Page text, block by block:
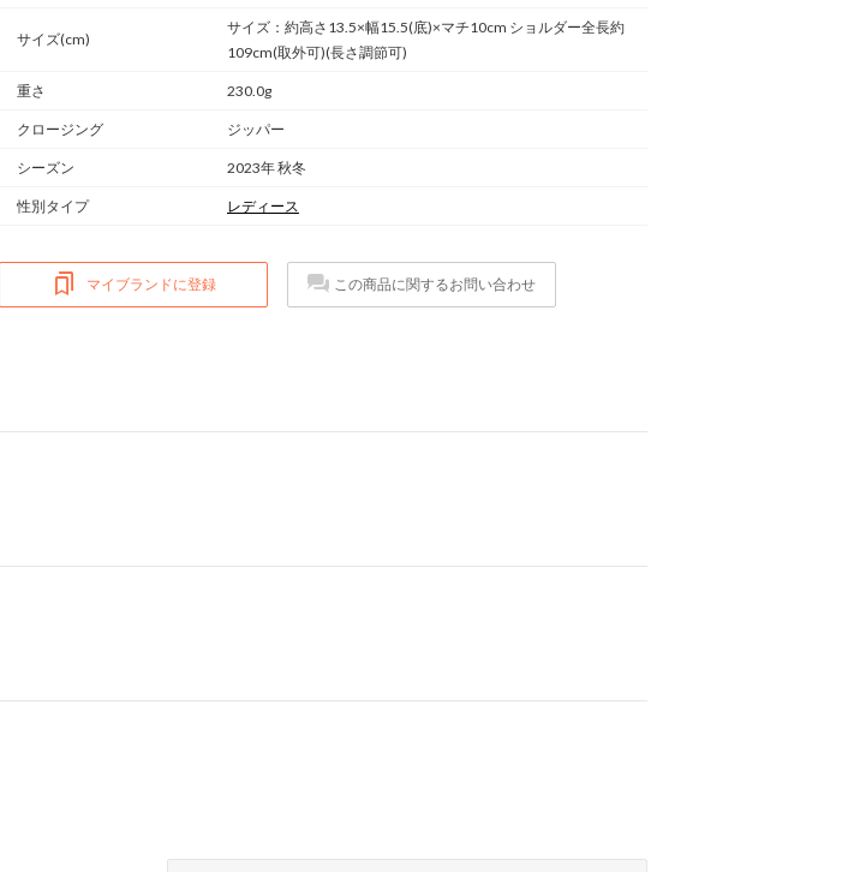
サイズ(cm)
サイズ：約高さ13.5×幅15.5(底)×マチ10cm ショルダー全長約
109cm(取外可)(長さ調節可)
重さ 230.0g
クロージング ジッパー
シーズン 2023年 秋冬
性別タイプ レディース
マイブランドに登録 この商品に関するお問い合わせ